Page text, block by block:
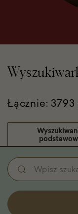
Łącznie: 3793
Wyszukiwanie
podstawowe
-
Filtry
Wpisz
szukaną
frazę